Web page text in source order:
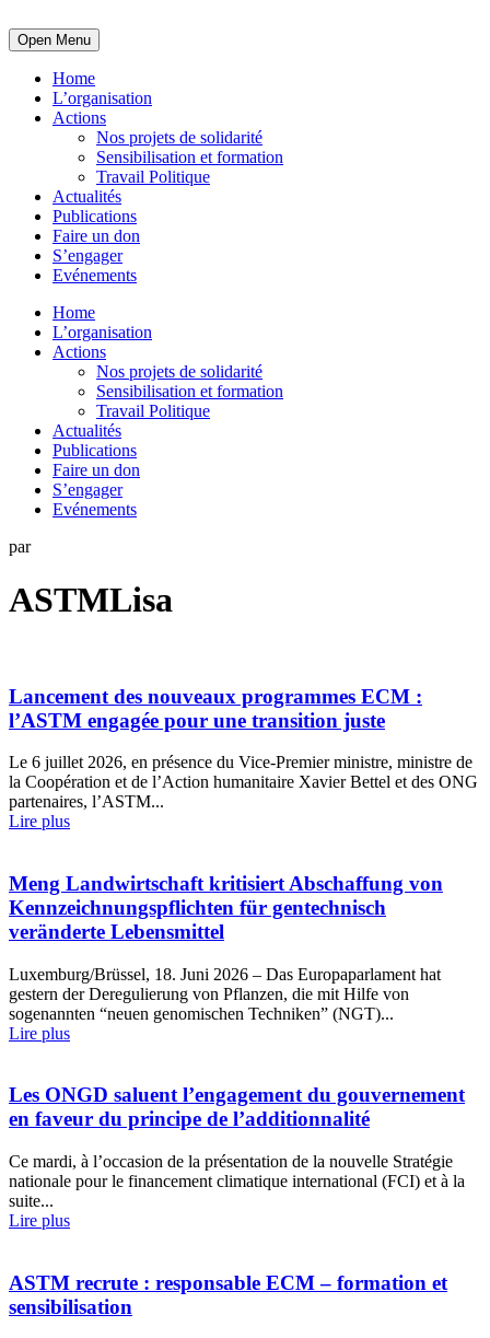
Open Menu
Home
L’organisation
Actions
Nos projets de solidarité
Sensibilisation et formation
Travail Politique
Actualités
Publications
Faire un don
S’engager
Evénements
Home
L’organisation
Actions
Nos projets de solidarité
Sensibilisation et formation
Travail Politique
Actualités
Publications
Faire un don
S’engager
Evénements
par
ASTMLisa
Lancement des nouveaux programmes ECM :
l’ASTM engagée pour une transition juste
Le 6 juillet 2026, en présence du Vice-Premier ministre, ministre de
la Coopération et de l’Action humanitaire Xavier Bettel et des ONG
partenaires, l’ASTM...
Lire plus
Meng Landwirtschaft kritisiert Abschaffung von
Kennzeichnungspflichten für gentechnisch
veränderte Lebensmittel
Luxemburg/Brüssel, 18. Juni 2026 – Das Europaparlament hat
gestern der Deregulierung von Pflanzen, die mit Hilfe von
sogenannten “neuen genomischen Techniken” (NGT)...
Lire plus
Les ONGD saluent l’engagement du gouvernement
en faveur du principe de l’additionnalité
Ce mardi, à l’occasion de la présentation de la nouvelle Stratégie
nationale pour le financement climatique international (FCI) et à la
suite...
Lire plus
ASTM recrute : responsable ECM – formation et
sensibilisation